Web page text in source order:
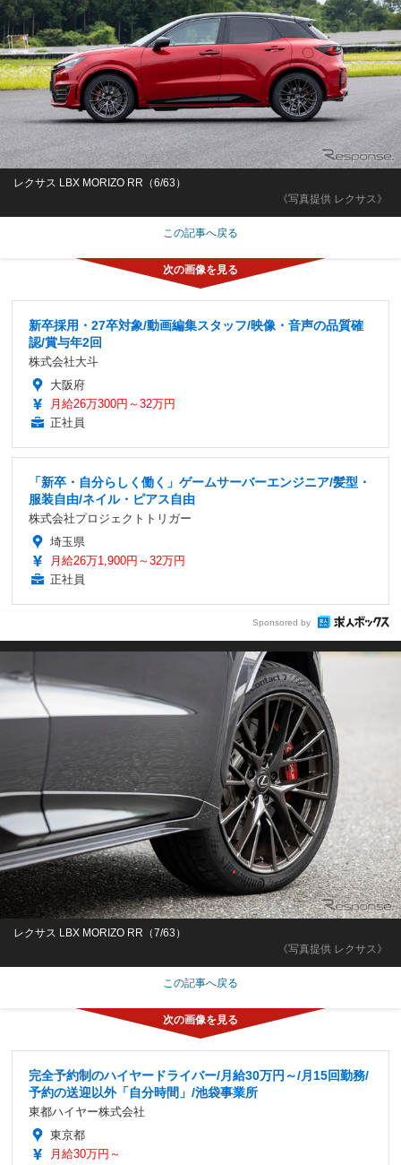
《写真提供 レクサス》
レクサス LBX MORIZO RR（6/63）
この記事へ戻る
新卒採用・27卒対象/動画編集スタッフ/映像・音声の品質確
認/賞与年2回
株式会社大斗
大阪府
月給26万300円～32万円
正社員
「新卒・自分らしく働く」ゲームサーバーエンジニア/髪型・
服装自由/ネイル・ピアス自由
株式会社プロジェクトトリガー
埼玉県
月給26万1,900円～32万円
正社員
Sponsored by
《写真提供 レクサス》
レクサス LBX MORIZO RR（7/63）
この記事へ戻る
完全予約制のハイヤードライバー/月給30万円～/月15回勤務/
予約の送迎以外「自分時間」/池袋事業所
東都ハイヤー株式会社
東京都
月給30万円～